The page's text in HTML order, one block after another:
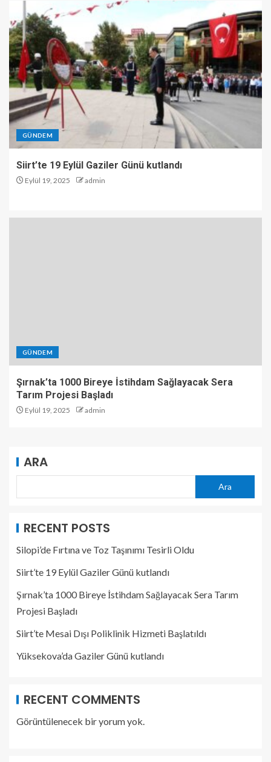
GÜNDEM
Siirt’te 19 Eylül Gaziler Günü kutlandı
Eylül 19, 2025 admin
GÜNDEM
Şırnak’ta 1000 Bireye İstihdam Sağlayacak Sera
Tarım Projesi Başladı
Eylül 19, 2025 admin
ARA
Ara
RECENT POSTS
Silopi’de Fırtına ve Toz Taşınımı Tesirli Oldu
Siirt’te 19 Eylül Gaziler Günü kutlandı
Şırnak’ta 1000 Bireye İstihdam Sağlayacak Sera Tarım
Projesi Başladı
Siirt’te Mesai Dışı Poliklinik Hizmeti Başlatıldı
Yüksekova’da Gaziler Günü kutlandı
RECENT COMMENTS
Görüntülenecek bir yorum yok.